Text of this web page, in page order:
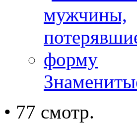
• 77 смотр.